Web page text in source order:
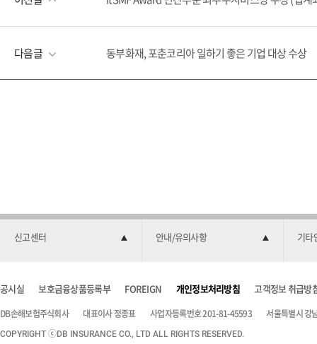
다음글 동부화재, 포춘코리아 일하기 좋은 기업 대상 수상
신고센터 안내/유의사항 기타
공시실 보호금융상품등록부 FOREIGN 개인정보처리방침 고객정보 취급방
DB손해보험주식회사 대표이사 정종표 사업자등록번호 201-81-45593 서울특별시 강
COPYRIGHT ⓒDB INSURANCE CO., LTD ALL RIGHTS RESERVED.